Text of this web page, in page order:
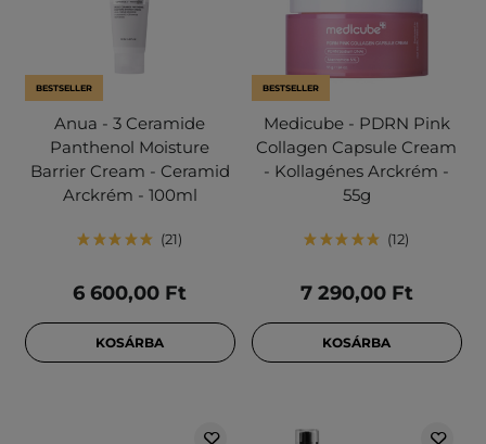
BESTSELLER
Anua - 3 Ceramide
Panthenol Moisture
Barrier Cream - Ceramid
Arckrém - 100ml
21
6 600,00 Ft
KOSÁRBA
BESTSELLER
Medicube - PDRN Pink
Collagen Capsule Cream
- Kollagénes Arckrém -
55g
12
7 290,00 Ft
KOSÁRBA